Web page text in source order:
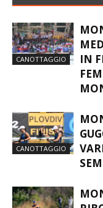
CANOTTAGGIO
IN
CANOTTAGGIO
CANOTTAGGIO